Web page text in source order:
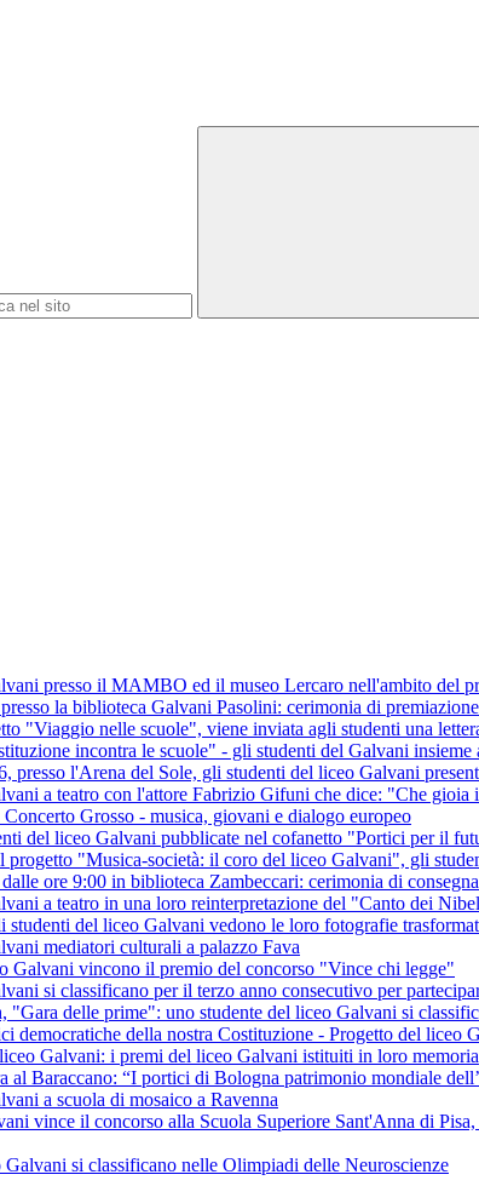
presso il MAMBO ed il museo Lercaro nell'ambito del
la biblioteca Galvani Pasolini: cerimonia di
"Viaggio nelle scuole", viene inviata agli studenti una
incontra le scuole" - gli studenti del Galvani
presso l'Arena del Sole, gli studenti del liceo Galvani
a teatro con l'attore Fabrizio Gifuni che dice: "Che gioia
Grosso - musica, giovani e dialogo europeo
del liceo Galvani pubblicate nel cofanetto "Portici per il
progetto "Musica-società: il coro del liceo Galvani", gli
ore 9:00 in biblioteca Zambeccari: cerimonia di
a teatro in una loro reinterpretazione del "Canto dei
del liceo Galvani vedono le loro fotografie
mediatori culturali a palazzo Fava
Galvani vincono il premio del concorso "Vince chi legge"
si classificano per il terzo anno consecutivo per
"Gara delle prime": uno studente del liceo Galvani si
democratiche della nostra Costituzione - Progetto del liceo
Galvani: i premi del liceo Galvani istituiti in loro memoria
al Baraccano: “I portici di Bologna patrimonio mondiale
a scuola di mosaico a Ravenna
vince il concorso alla Scuola Superiore Sant'Anna di
Galvani si classificano nelle Olimpiadi delle Neuroscienze